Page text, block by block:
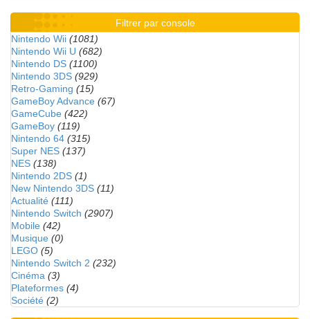
Filtrer par console
Nintendo Wii (1081)
Nintendo Wii U (682)
Nintendo DS (1100)
Nintendo 3DS (929)
Retro-Gaming (15)
GameBoy Advance (67)
GameCube (422)
GameBoy (119)
Nintendo 64 (315)
Super NES (137)
NES (138)
Nintendo 2DS (1)
New Nintendo 3DS (11)
Actualité (111)
Nintendo Switch (2907)
Mobile (42)
Musique (0)
LEGO (5)
Nintendo Switch 2 (232)
Cinéma (3)
Plateformes (4)
Société (2)